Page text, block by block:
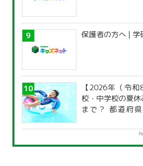
保護者の方へ | 学
【2026年（令
校・中学校の夏
まで？ 都道府県